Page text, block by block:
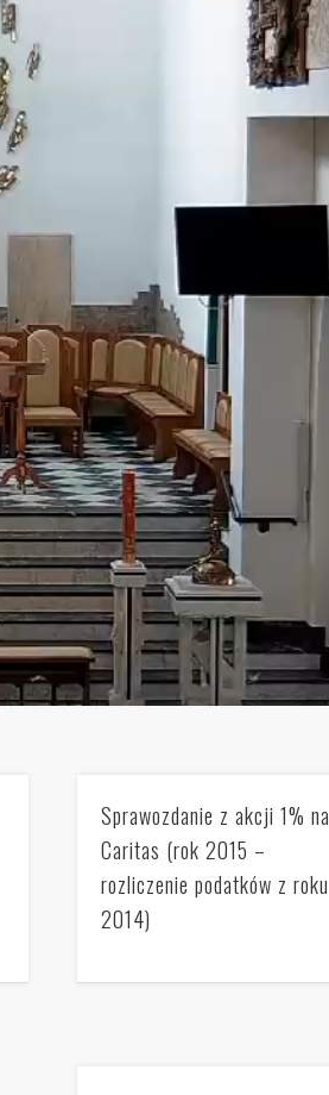
Sprawozdanie z akcji 1% na
Caritas (rok 2015 –
rozliczenie podatków z roku
2014)